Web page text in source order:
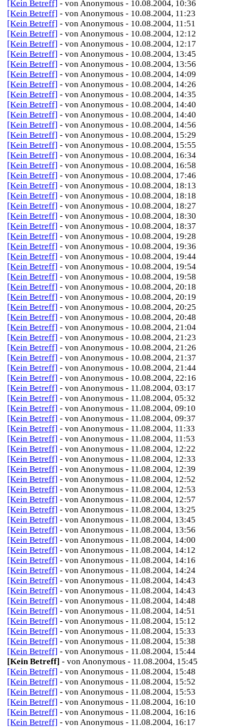
[Kein Betreff] - von Anonymous - 10.08.2004, 10:36
[Kein Betreff] - von Anonymous - 10.08.2004, 11:23
[Kein Betreff] - von Anonymous - 10.08.2004, 11:51
[Kein Betreff] - von Anonymous - 10.08.2004, 12:12
[Kein Betreff] - von Anonymous - 10.08.2004, 12:17
[Kein Betreff] - von Anonymous - 10.08.2004, 13:45
[Kein Betreff] - von Anonymous - 10.08.2004, 13:56
[Kein Betreff] - von Anonymous - 10.08.2004, 14:09
[Kein Betreff] - von Anonymous - 10.08.2004, 14:26
[Kein Betreff] - von Anonymous - 10.08.2004, 14:35
[Kein Betreff] - von Anonymous - 10.08.2004, 14:40
[Kein Betreff] - von Anonymous - 10.08.2004, 14:40
[Kein Betreff] - von Anonymous - 10.08.2004, 14:56
[Kein Betreff] - von Anonymous - 10.08.2004, 15:29
[Kein Betreff] - von Anonymous - 10.08.2004, 15:55
[Kein Betreff] - von Anonymous - 10.08.2004, 16:34
[Kein Betreff] - von Anonymous - 10.08.2004, 16:58
[Kein Betreff] - von Anonymous - 10.08.2004, 17:46
[Kein Betreff] - von Anonymous - 10.08.2004, 18:13
[Kein Betreff] - von Anonymous - 10.08.2004, 18:18
[Kein Betreff] - von Anonymous - 10.08.2004, 18:27
[Kein Betreff] - von Anonymous - 10.08.2004, 18:30
[Kein Betreff] - von Anonymous - 10.08.2004, 18:37
[Kein Betreff] - von Anonymous - 10.08.2004, 19:28
[Kein Betreff] - von Anonymous - 10.08.2004, 19:36
[Kein Betreff] - von Anonymous - 10.08.2004, 19:44
[Kein Betreff] - von Anonymous - 10.08.2004, 19:54
[Kein Betreff] - von Anonymous - 10.08.2004, 19:58
[Kein Betreff] - von Anonymous - 10.08.2004, 20:18
[Kein Betreff] - von Anonymous - 10.08.2004, 20:19
[Kein Betreff] - von Anonymous - 10.08.2004, 20:25
[Kein Betreff] - von Anonymous - 10.08.2004, 20:48
[Kein Betreff] - von Anonymous - 10.08.2004, 21:04
[Kein Betreff] - von Anonymous - 10.08.2004, 21:23
[Kein Betreff] - von Anonymous - 10.08.2004, 21:26
[Kein Betreff] - von Anonymous - 10.08.2004, 21:37
[Kein Betreff] - von Anonymous - 10.08.2004, 21:44
[Kein Betreff] - von Anonymous - 10.08.2004, 22:16
[Kein Betreff] - von Anonymous - 11.08.2004, 03:17
[Kein Betreff] - von Anonymous - 11.08.2004, 05:32
[Kein Betreff] - von Anonymous - 11.08.2004, 09:10
[Kein Betreff] - von Anonymous - 11.08.2004, 09:37
[Kein Betreff] - von Anonymous - 11.08.2004, 11:33
[Kein Betreff] - von Anonymous - 11.08.2004, 11:53
[Kein Betreff] - von Anonymous - 11.08.2004, 12:22
[Kein Betreff] - von Anonymous - 11.08.2004, 12:33
[Kein Betreff] - von Anonymous - 11.08.2004, 12:39
[Kein Betreff] - von Anonymous - 11.08.2004, 12:52
[Kein Betreff] - von Anonymous - 11.08.2004, 12:53
[Kein Betreff] - von Anonymous - 11.08.2004, 12:57
[Kein Betreff] - von Anonymous - 11.08.2004, 13:25
[Kein Betreff] - von Anonymous - 11.08.2004, 13:45
[Kein Betreff] - von Anonymous - 11.08.2004, 13:56
[Kein Betreff] - von Anonymous - 11.08.2004, 14:00
[Kein Betreff] - von Anonymous - 11.08.2004, 14:12
[Kein Betreff] - von Anonymous - 11.08.2004, 14:16
[Kein Betreff] - von Anonymous - 11.08.2004, 14:24
[Kein Betreff] - von Anonymous - 11.08.2004, 14:43
[Kein Betreff] - von Anonymous - 11.08.2004, 14:43
[Kein Betreff] - von Anonymous - 11.08.2004, 14:48
[Kein Betreff] - von Anonymous - 11.08.2004, 14:51
[Kein Betreff] - von Anonymous - 11.08.2004, 15:12
[Kein Betreff] - von Anonymous - 11.08.2004, 15:33
[Kein Betreff] - von Anonymous - 11.08.2004, 15:38
[Kein Betreff] - von Anonymous - 11.08.2004, 15:44
[Kein Betreff] - von Anonymous - 11.08.2004, 15:45
[Kein Betreff] - von Anonymous - 11.08.2004, 15:48
[Kein Betreff] - von Anonymous - 11.08.2004, 15:52
[Kein Betreff] - von Anonymous - 11.08.2004, 15:53
[Kein Betreff] - von Anonymous - 11.08.2004, 16:10
[Kein Betreff] - von Anonymous - 11.08.2004, 16:16
[Kein Betreff] - von Anonymous - 11.08.2004, 16:17